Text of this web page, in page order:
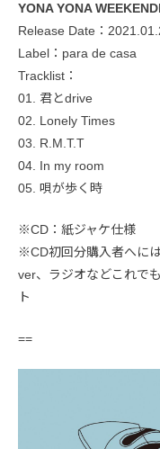
YONA YONA
Release Date：
Label：para de casa
Tracklist：
01. 君とdrive
02. Lonely Times
03. R.M.T.T
04. In my room
05. 唄が歩く時
※CD：紙ジャケ仕様
※CD初回分購入者へに
ver、ラジオなどこれで
ト
==